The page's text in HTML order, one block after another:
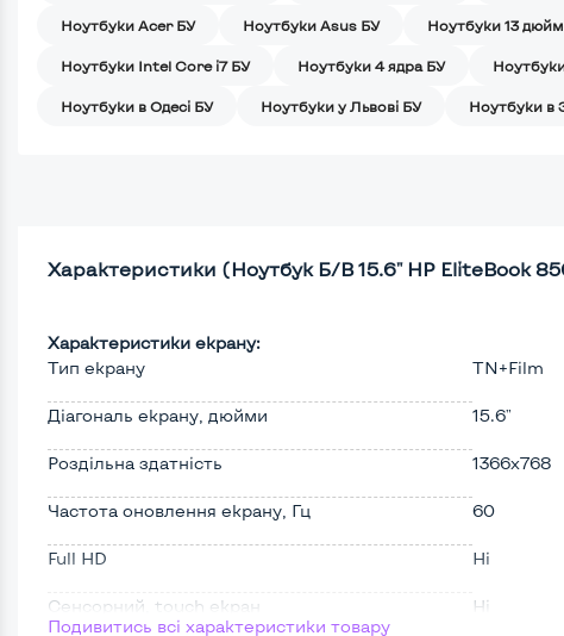
Ноутбуки Acer БУ Ноутбуки Asus БУ Ноутбуки 13
Ноутбуки Intel Core i7 БУ Ноутбуки 4 ядра БУ
Ноутбуки в Одесі БУ Ноутбуки у Львові БУ Ноутбуки в
Характеристики (Ноутбук Б/В 15.6" HP EliteBook
Характеристики екрану:
Тип екрану
TN+Film
Діагональ екрану, дюйми 15.6"
Роздільна здатність 1366x768
Частота оновлення екрану, Гц 60
Full HD Ні
Сенсорний, touch екран Ні
Подивитись всі характеристики товару